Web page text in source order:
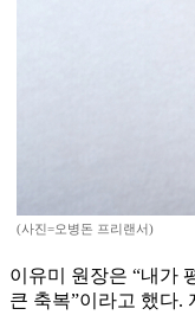
(사진=오병돈 프리랜서)
이유미 원장은 “내가
큰 축복”이라고 했다.